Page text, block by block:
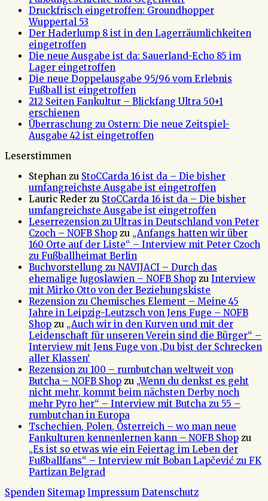
Druckfrisch eingetroffen: Groundhopper
Wuppertal 53
Der Haderlump 8 ist in den Lagerräumlichkeiten
eingetroffen
Die neue Ausgabe ist da: Sauerland-Echo 85 im
Lager eingetroffen
Die neue Doppelausgabe 95/96 vom Erlebnis
Fußball ist eingetroffen
212 Seiten Fankultur – Blickfang Ultra 50+1
erschienen
Überraschung zu Ostern: Die neue Zeitspiel-
Ausgabe 42 ist eingetroffen
Leserstimmen
Stephan zu StoCCarda 16 ist da – Die bisher
umfangreichste Ausgabe ist eingetroffen
Lauric Reder zu StoCCarda 16 ist da – Die bisher
umfangreichste Ausgabe ist eingetroffen
Leserrezension zu Ultras in Deutschland von Peter
Czoch – NOFB Shop zu „Anfangs hatten wir über
160 Orte auf der Liste“ – Interview mit Peter Czoch
zu Fußballheimat Berlin
Buchvorstellung zu NAVIJACI – Durch das
ehemalige Jugoslawien – NOFB Shop zu Interview
mit Mirko Otto von der Beziehungskiste
Rezension zu Chemisches Element – Meine 45
Jahre in Leipzig-Leutzsch von Jens Fuge – NOFB
Shop zu „Auch wir in den Kurven und mit der
Leidenschaft für unseren Verein sind die Bürger“ –
Interview mit Jens Fuge von ‚Du bist der Schrecken
aller Klassen‘
Rezension zu 100 – rumbutchan weltweit von
Butcha – NOFB Shop zu „Wenn du denkst es geht
nicht mehr, kommt beim nächsten Derby noch
mehr Pyro her“ – Interview mit Butcha zu 55 –
rumbutchan in Europa
Tschechien, Polen, Österreich – wo man neue
Fankulturen kennenlernen kann – NOFB Shop zu
„Es ist so etwas wie ein Feiertag im Leben der
Fußballfans“ – Interview mit Boban Lapčević zu FK
Partizan Belgrad
Spenden Sitemap Impressum Datenschutz